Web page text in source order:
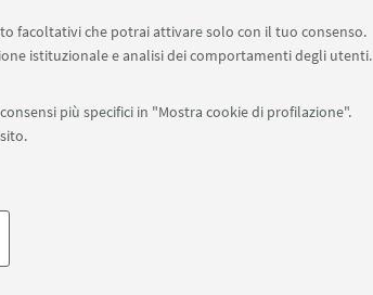
facoltativi che potrai attivare solo con il tuo consenso.
istituzionale e analisi dei comportamenti degli utenti.
più specifici in "Mostra cookie di profilazione".
- NECESSARI
- CF: 80007010376 -